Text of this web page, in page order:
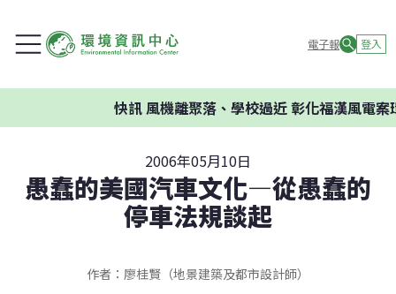
電子報 登入
快訊風機離聚落、學校過近 彰化福漢風電案環委
2006年05月10日
愚蠢的美國汽車文化—從愚蠢的
停車法規談起
作者：廖桂賢（地景建築及都市設計師）